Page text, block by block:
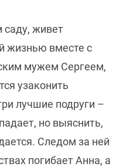
саду, живет
жизнью вместе с
мужем Сергеем,
узаконить
лучшие подруги –
но выяснить,
Следом за ней
погибает Анна, а